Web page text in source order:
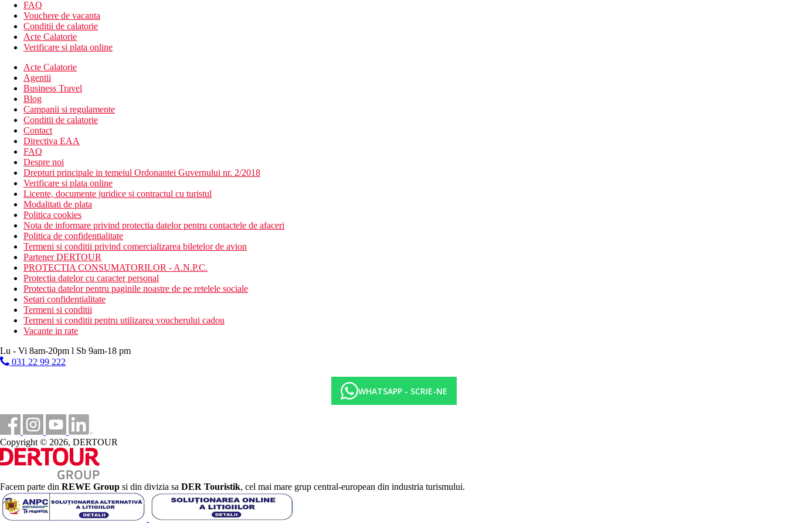
bar langa piscina
sala de fitness
menaj zilnic
curatatorie chimica (contra cost)
babysitting (contra cost)
camera de bagaje
schimb valutar
room service
parcare
Wifi
Descrierea plajei
plaja cu nisip la cca 250 m de hotel
sezlonguri si umbrele contra cost
Activitati sportive gratuite
fitness
tenis de masa
Activitati sportive contra cost
inchiriere de biciclete
sauna
Dieta
Demipensiune: mic dejun si cina tip bufet
Categoria oficiala
3 stele
Site web
www.anesishotel.com
Distanţe
55 km
Distanta de cel mai apropiat aeroport
6 km
Parc acvatic
300 m
Centrul orasului
Plaja
FAQ
Vouchere de vacanta
Conditii de calatorie
Acte Calatorie
Verificare si plata online
Acte Calatorie
Agentii
Business Travel
Blog
Campanii si regulamente
Conditii de calatorie
Contact
Directiva EAA
FAQ
Despre noi
Drepturi principale in temeiul Ordonantei Guvernului nr. 2/2018
Verificare si plata online
Licente, documente juridice si contractul cu turistul
Modalitati de plata
Politica cookies
Nota de informare privind protectia datelor pentru contactele de afaceri
Politica de confidentialitate
Termeni si conditii privind comercializarea biletelor de avion
Partener DERTOUR
PROTECTIA CONSUMATORILOR - A.N.P.C.
Protectia datelor cu caracter personal
Protectia datelor pentru paginile noastre de pe retelele sociale
Setari confidentialitate
Termeni si conditii
Termeni si conditii pentru utilizarea voucherului cadou
Vacante in rate
Lu - Vi 8am-20pm l Sb 9am-18 pm
031 22 99 222
WHATSAPP - SCRIE-NE
Copyright © 2026, DERTOUR
Facem parte din REWE Group si din divizia sa DER Touristik, cel mai mare grup central-european din industria turismului.